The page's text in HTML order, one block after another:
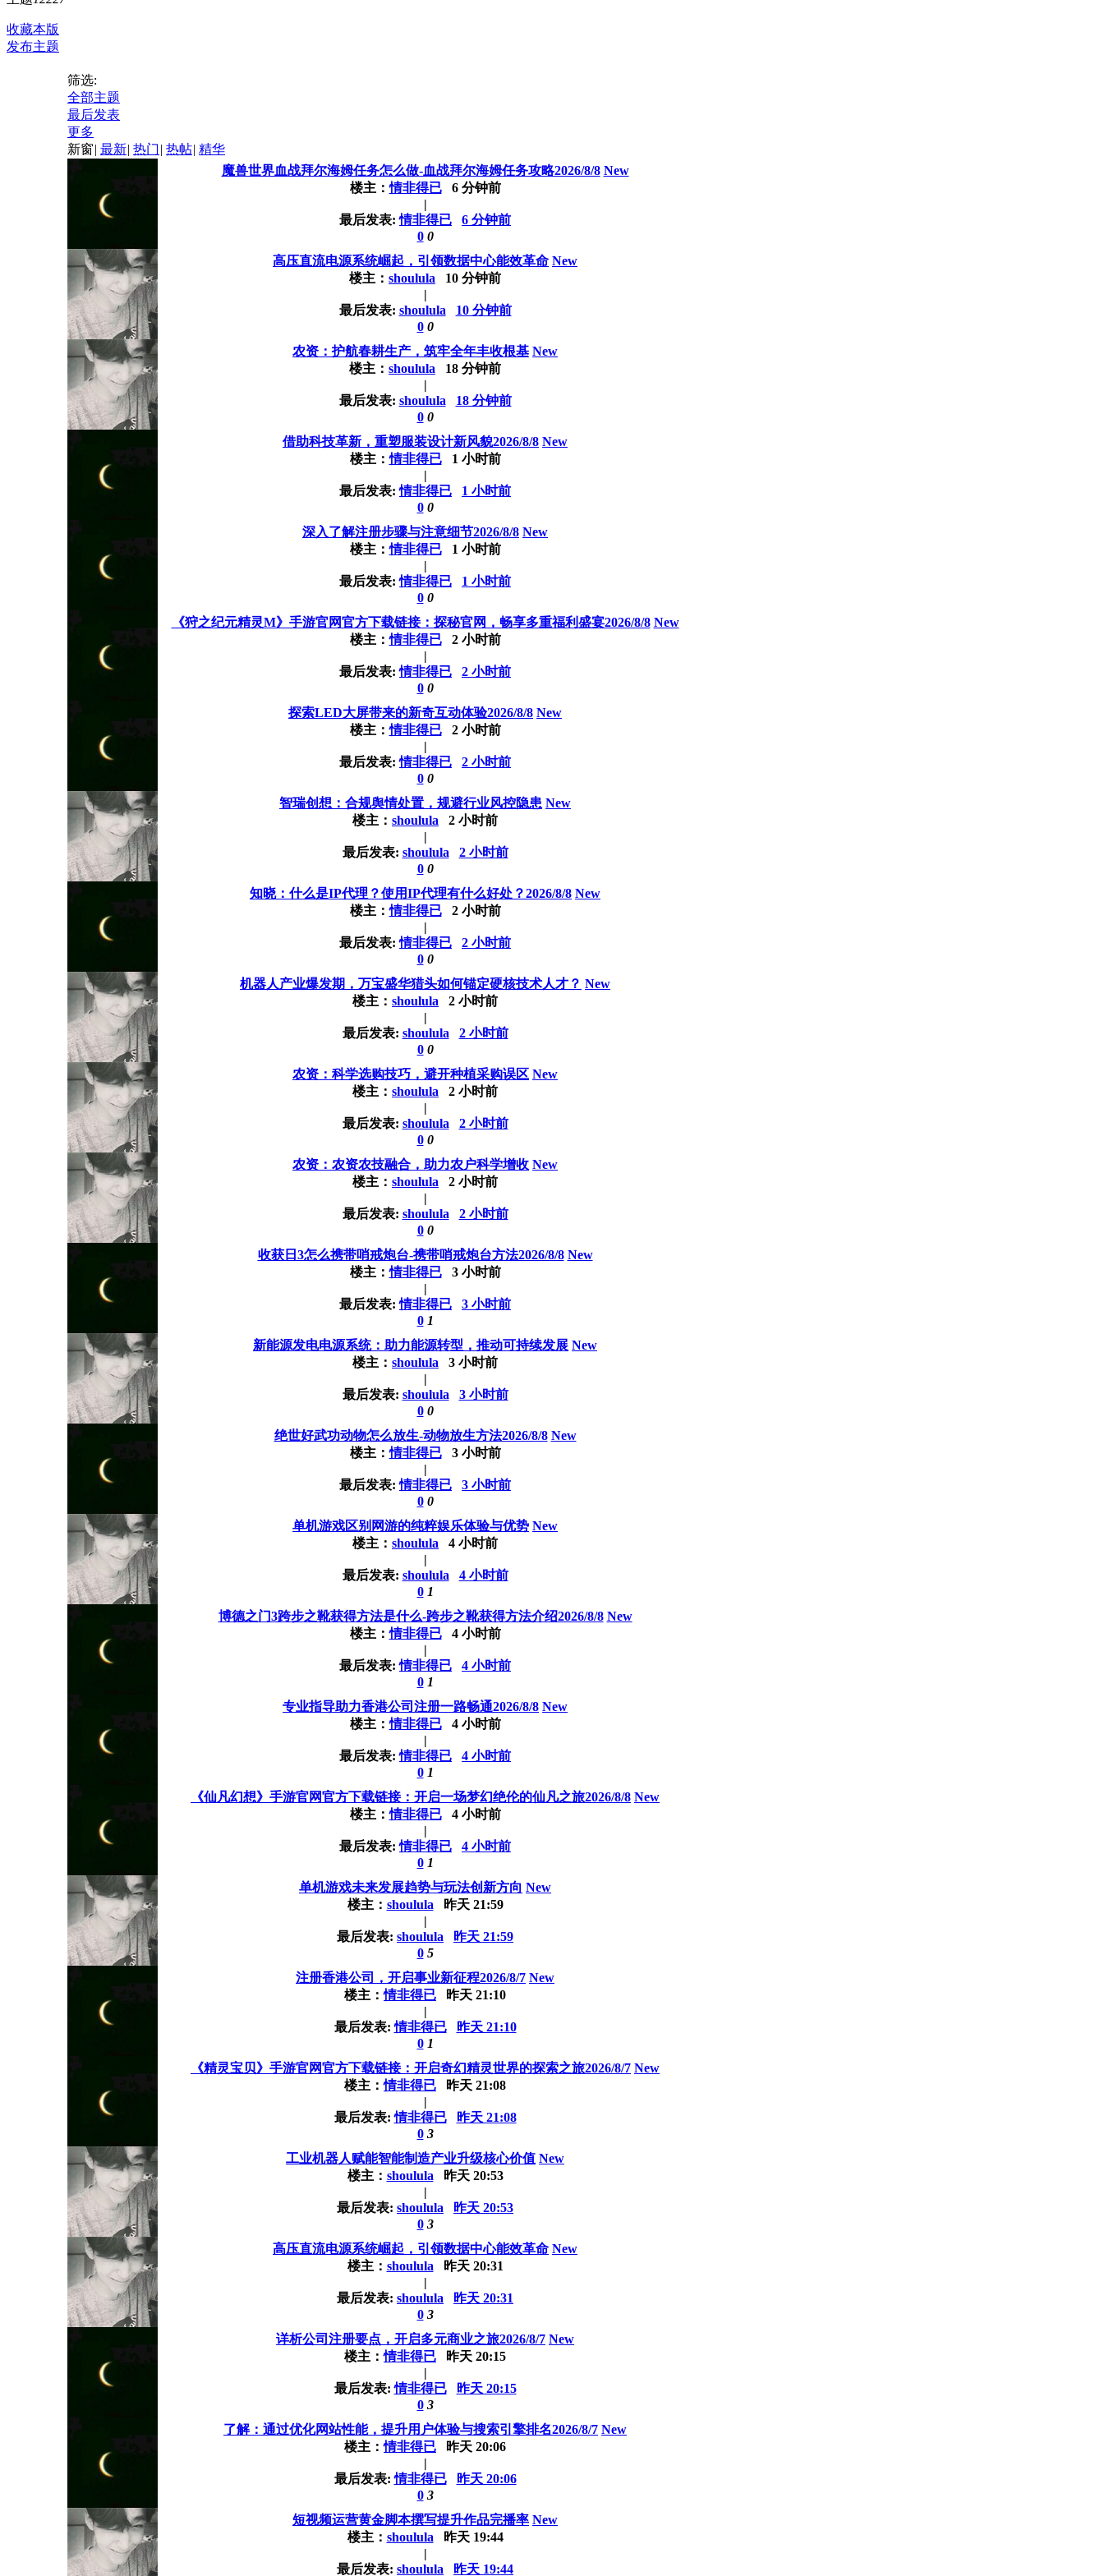
收藏本版
发布主题
筛选:
全部主题
最后发表
更多
新窗| 最新| 热门 | 热帖| 精华
魔兽世界血战拜尔海姆任务怎么做-血战拜尔海姆任务攻略2026/8/8 New
楼主：情非得已
6 分钟前
|
最后发表:情非得已
6 分钟前
0 0
高压直流电源系统崛起，引领数据中心能效革命 New
楼主： shoulula
10 分钟前
|
最后发表: shoulula
10 分钟前
0 0
农资：护航春耕生产，筑牢全年丰收根基 New
楼主： shoulula
18 分钟前
|
最后发表: shoulula
18 分钟前
0 0
借助科技革新，重塑服装设计新风貌2026/8/8 New
楼主：情非得已
1 小时前
|
最后发表:情非得已
1 小时前
0 0
深入了解注册步骤与注意细节2026/8/8 New
楼主：情非得已
1 小时前
|
最后发表:情非得已
1 小时前
0 0
《狩之纪元精灵M》手游官网官方下载链接：探秘官网，畅享多重福利盛宴2026/8/8 New
楼主：情非得已
2 小时前
|
最后发表:情非得已
2 小时前
0 0
探索LED大屏带来的新奇互动体验2026/8/8 New
楼主：情非得已
2 小时前
|
最后发表:情非得已
2 小时前
0 0
智瑞创想：合规舆情处置，规避行业风控隐患 New
楼主： shoulula
2 小时前
|
最后发表: shoulula
2 小时前
0 0
知晓：什么是IP代理？使用IP代理有什么好处？2026/8/8 New
楼主：情非得已
2 小时前
|
最后发表:情非得已
2 小时前
0 0
机器人产业爆发期，万宝盛华猎头如何锚定硬核技术人才？ New
楼主： shoulula
2 小时前
|
最后发表: shoulula
2 小时前
0 0
农资：科学选购技巧，避开种植采购误区 New
楼主： shoulula
2 小时前
|
最后发表: shoulula
2 小时前
0 0
农资：农资农技融合，助力农户科学增收 New
楼主： shoulula
2 小时前
|
最后发表: shoulula
2 小时前
0 0
收获日3怎么携带哨戒炮台-携带哨戒炮台方法2026/8/8 New
楼主：情非得已
3 小时前
|
最后发表:情非得已
3 小时前
0 1
新能源发电电源系统：助力能源转型，推动可持续发展 New
楼主： shoulula
3 小时前
|
最后发表: shoulula
3 小时前
0 0
绝世好武功动物怎么放生-动物放生方法2026/8/8 New
楼主：情非得已
3 小时前
|
最后发表:情非得已
3 小时前
0 0
单机游戏区别网游的纯粹娱乐体验与优势 New
楼主： shoulula
4 小时前
|
最后发表: shoulula
4 小时前
0 1
博德之门3跨步之靴获得方法是什么-跨步之靴获得方法介绍2026/8/8 New
楼主：情非得已
4 小时前
|
最后发表:情非得已
4 小时前
0 1
专业指导助力香港公司注册一路畅通2026/8/8 New
楼主：情非得已
4 小时前
|
最后发表:情非得已
4 小时前
0 1
《仙凡幻想》手游官网官方下载链接：开启一场梦幻绝伦的仙凡之旅2026/8/8 New
楼主：情非得已
4 小时前
|
最后发表:情非得已
4 小时前
0 1
单机游戏未来发展趋势与玩法创新方向 New
楼主： shoulula
昨天 21:59
|
最后发表: shoulula
昨天 21:59
0 5
注册香港公司，开启事业新征程2026/8/7 New
楼主：情非得已
昨天 21:10
|
最后发表:情非得已
昨天 21:10
0 1
《精灵宝贝》手游官网官方下载链接：开启奇幻精灵世界的探索之旅2026/8/7 New
楼主：情非得已
昨天 21:08
|
最后发表:情非得已
昨天 21:08
0 3
工业机器人赋能智能制造产业升级核心价值 New
楼主： shoulula
昨天 20:53
|
最后发表: shoulula
昨天 20:53
0 3
高压直流电源系统崛起，引领数据中心能效革命 New
楼主： shoulula
昨天 20:31
|
最后发表: shoulula
昨天 20:31
0 3
详析公司注册要点，开启多元商业之旅2026/8/7 New
楼主：情非得已
昨天 20:15
|
最后发表:情非得已
昨天 20:15
0 3
了解：通过优化网站性能，提升用户体验与搜索引擎排名2026/8/7 New
楼主：情非得已
昨天 20:06
|
最后发表:情非得已
昨天 20:06
0 3
短视频运营黄金脚本撰写提升作品完播率 New
楼主： shoulula
昨天 19:44
|
最后发表: shoulula 昨天 19:44